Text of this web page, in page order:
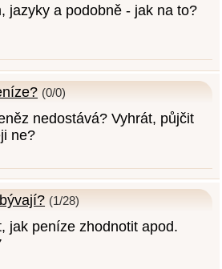
jazyky a podobně - jak na to?
(0/0)
nedostává? Vyhrát, půjčit
ne?
(1/28)
jak peníze zhodnotit apod.